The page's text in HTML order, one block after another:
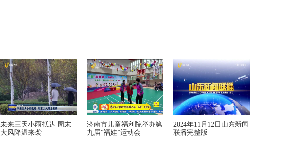
未来三天小雨抵达 周末
大风降温来袭
济南市儿童福利院举办第
九届“福娃”运动会
2024年11月12日山东新闻
联播完整版